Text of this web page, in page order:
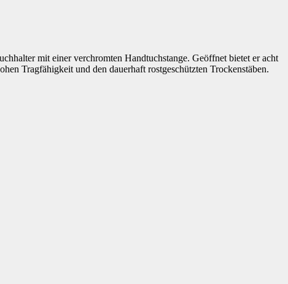
mit einer verchromten Handtuchstange. Geöffnet bietet er acht
Tragfähigkeit und den dauerhaft rostgeschützten Trockenstäben.